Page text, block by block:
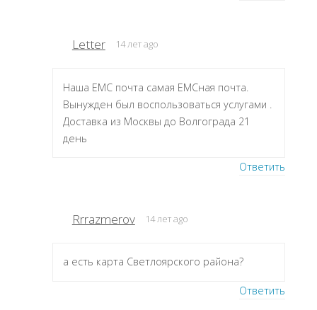
Letter 14 лет ago
Наша ЕМС почта самая ЕМСная почта.
Вынужден был воспользоваться услугами .
Доставка из Москвы до Волгограда 21
день
Ответить
Rrrazmerov 14 лет ago
а есть карта Светлоярского района?
Ответить